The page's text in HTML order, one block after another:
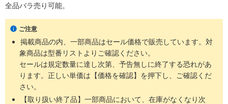
全品バラ売り可能。
ご注意
掲載商品の内、一部商品はセール価格で販売しています。対
象商品は型番リストよりご確認ください。
セールは規定数量に達し次第、予告無しに終了する恐れがあ
ります。正しい単価は【価格を確認】を押下し、ご確認くだ
さい。
【取り扱い終了品】一部商品において、在庫がなくなり次